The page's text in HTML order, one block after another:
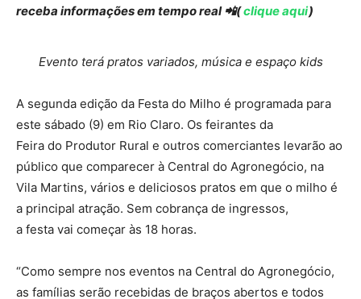
receba informações em tempo real 📲(clique aqui)
Evento terá pratos variados, música e espaço kids
A segunda edição da Festa do Milho é programada para
este sábado (9) em Rio Claro. Os feirantes da
Feira do Produtor Rural e outros comerciantes levarão ao
público que comparecer à Central do Agronegócio, na
Vila Martins, vários e deliciosos pratos em que o milho é
a principal atração. Sem cobrança de ingressos,
a festa vai começar às 18 horas.
“Como sempre nos eventos na Central do Agronegócio,
as famílias serão recebidas de braços abertos e todos